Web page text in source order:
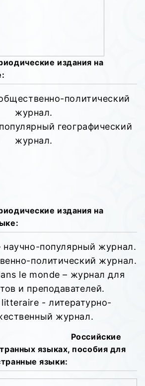
издания на
политический
журнал.
географический
журнал.
издания на
научно-популярный журнал.
политический журнал.
le monde – журнал для
и преподавателей.
- литературно-
журнал.
языках, пособия для
языки: